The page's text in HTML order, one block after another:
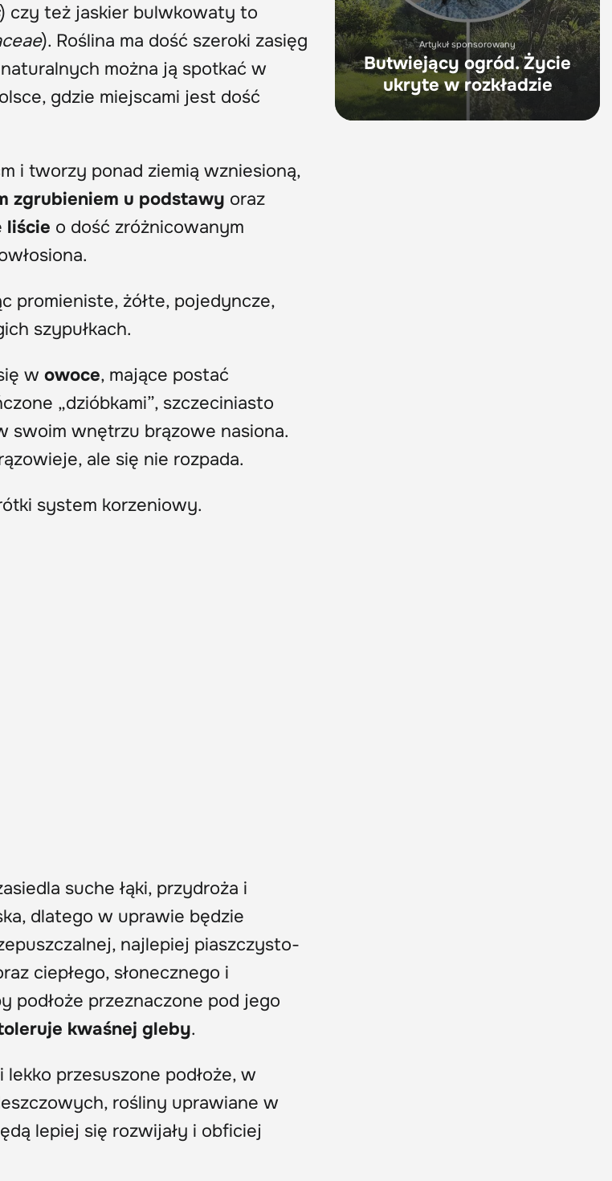
) czy też jaskier bulwkowaty to
). Roślina ma dość szeroki zasięg
można ją spotkać w
gdzie miejscami jest dość
i tworzy ponad ziemią wzniesioną,
zgrubieniem u podstawy oraz
liście o dość zróżnicowanym
promieniste, żółte, pojedyncze,
szypułkach.
w owoce, mające postać
„dzióbkami”, szczeciniasto
swoim wnętrzu brązowe nasiona.
ale się nie rozpada.
system korzeniowy.
suche łąki, przydroża i
dlatego w uprawie będzie
najlepiej piaszczysto-
ciepłego, słonecznego i
podłoże przeznaczone pod jego
kwaśnej gleby.
przesuszone podłoże, w
rośliny uprawiane w
lepiej się rozwijały i obficiej
Artykuł sponsorowany
Butwiejący ogród. Życie
ukryte w rozkładzie